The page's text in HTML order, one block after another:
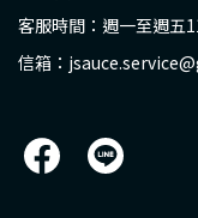
客服時間：週一至週五
信箱：